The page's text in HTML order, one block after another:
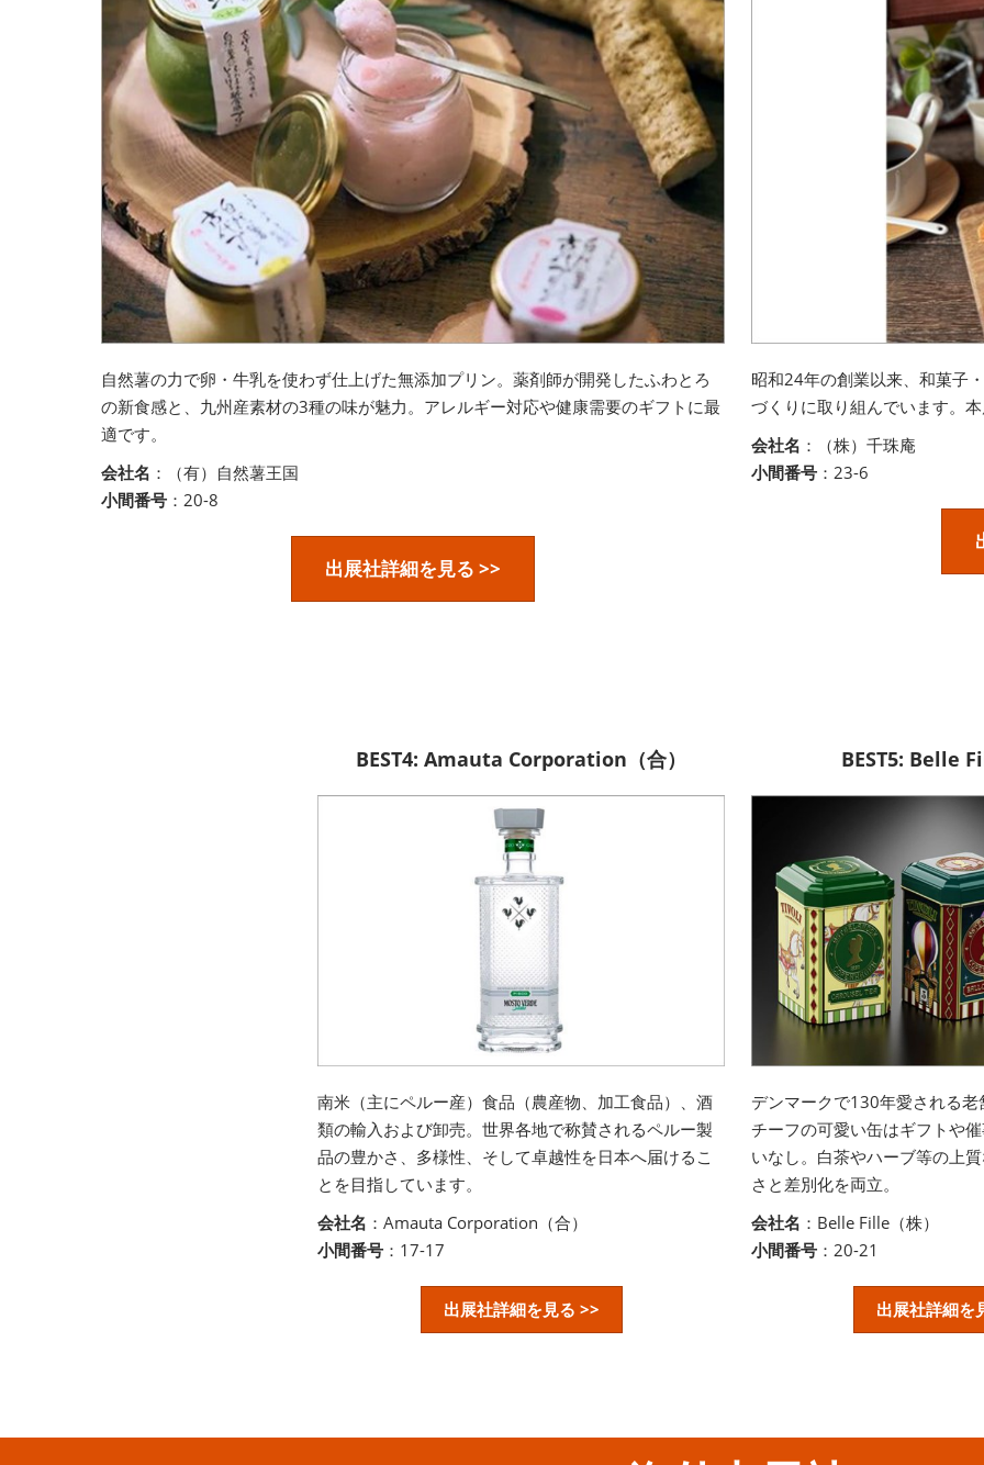
自然薯の力で卵・牛乳を使わず仕上げた無添加プリン。薬剤師が開発したふわとろ
の新食感と、九州産素材の3種の味が魅力。アレルギー対応や健康需要のギフトに最
適です。
会社名 ：（有）自然薯王国
小間番号 ：20-8
出展社詳細を見る >>
昭和24年の創業以来、和菓子
づくりに取り組んでいます。
会社名 ：（株）千珠庵
小間番号 ：23-6
BEST4: Amauta Corporation（合）
南米（主にペルー産）食品（農産物、加工食品）、酒
類の輸入および卸売。世界各地で称賛されるペルー製
品の豊かさ、多様性、そして卓越性を日本へ届けるこ
とを目指しています。
会社名 ：Amauta Corporation（合）
小間番号 ：17-17
出展社詳細を見る >>
BEST5: Belle
デンマークで130年愛される
チーフの可愛い缶はギフトや
いなし。白茶やハーブ等の上
さと差別化を両立。
会社名 ：Belle Fille（株）
小間番号：20-21
出展社詳細を